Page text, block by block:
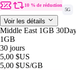
10 % de réduction
5G
Voir les détails
Middle East 1GB
1GB
30 jours
5,00 $US
5,00 $US/GB